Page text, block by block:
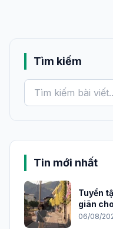
Tìm kiếm
Tin mới nhất
Tuyển
giãn
06/08/